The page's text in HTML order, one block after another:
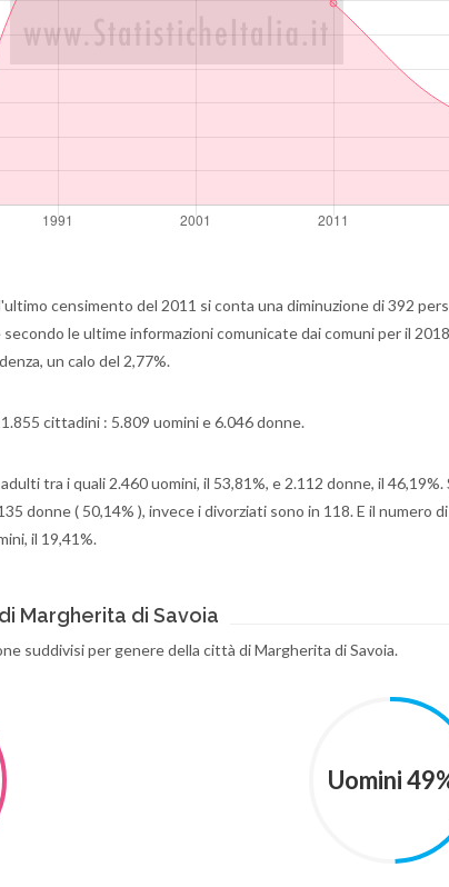
censimento del 2011 si conta una diminuzione di 392
le ultime informazioni comunicate dai comuni per il
un calo del 2,77%.
cittadini : 5.809 uomini e 6.046 donne.
tra i quali 2.460 uomini, il 53,81%, e 2.112 donne, il
donne ( 50,14% ), invece i divorziati sono in 118. E il numero
il 19,41%.
Margherita di Savoia
suddivisi per genere della città di Margherita di Savoia.
Uomini